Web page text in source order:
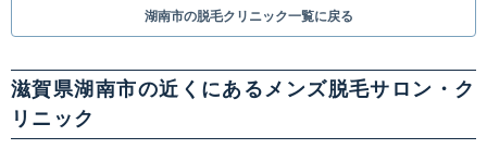
湖南市の脱毛クリニック一覧に戻る
滋賀県湖南市の近くにあるメンズ脱毛サロン・ク
リニック